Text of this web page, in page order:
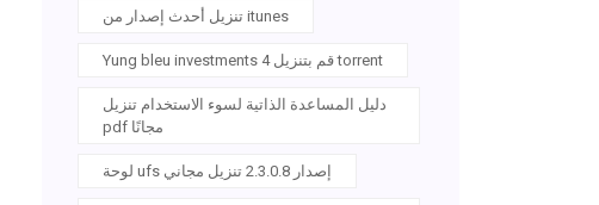
تنزيل أحدث إصدار من itunes
Yung bleu investments 4 قم بتنزيل torrent
دليل المساعدة الذاتية لسوء الاستخدام تنزيل
pdf مجانًا
لوحة ufs إصدار 2.3.0.8 تنزيل مجاني